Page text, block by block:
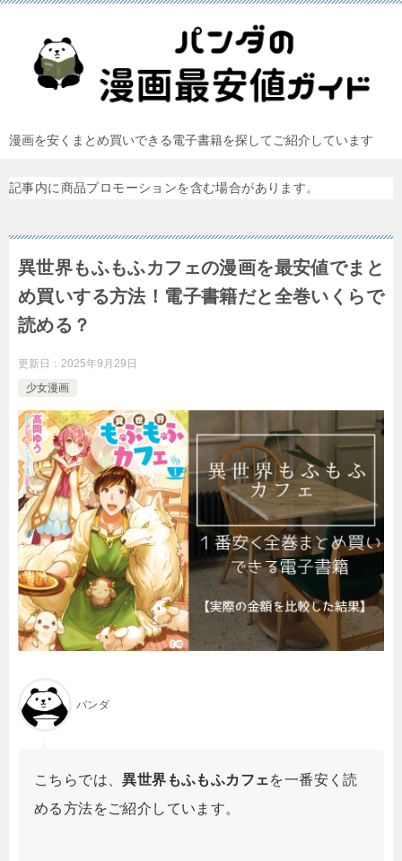
漫画を安くまとめ買いできる電子書籍を探してご紹介しています
記事内に商品プロモーションを含む場合があります。
異世界もふもふカフェの漫画を最安値でまと
め買いする方法！電子書籍だと全巻いくらで
読める？
更新日： 2025年9月29日
少女漫画
パンダ
こちらでは、異世界もふもふカフェを一番安く読
める方法をご紹介しています。